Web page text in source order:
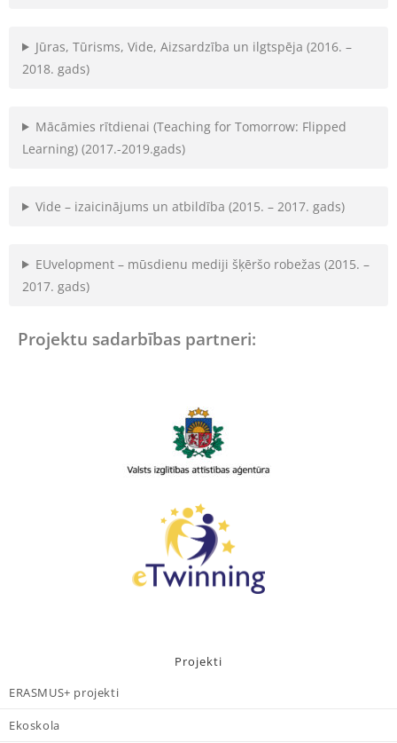
Jūras, Tūrisms, Vide, Aizsardzība un ilgtspēja (2016. –
2018. gads)
Mācāmies rītdienai (Teaching for Tomorrow: Flipped
Learning) (2017.-2019.gads)
Vide – izaicinājums un atbildība (2015. – 2017. gads)
EUvelopment – mūsdienu mediji šķēršo robežas (2015. –
2017. gads)
Projektu sadarbības partneri:
Projekti
ERASMUS+ projekti
Ekoskola